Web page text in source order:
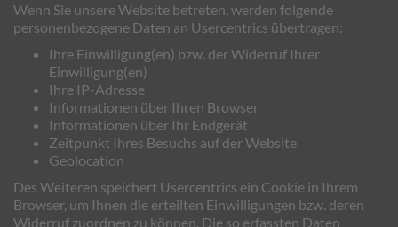
Wenn Sie unsere Website betreten, werden folgende
personenbezogene Daten an Usercentrics übertragen:
Ihre Einwilligung(en) bzw. der Widerruf Ihrer
Einwilligung(en)
Ihre IP-Adresse
Informationen über Ihren Browser
Informationen über Ihr Endgerät
Zeitpunkt Ihres Besuchs auf der Website
Geolocation
Des Weiteren speichert Usercentrics ein Cookie in Ihrem
Browser, um Ihnen die erteilten Einwilligungen bzw. deren
Widerruf zuordnen zu können. Die so erfassten Daten